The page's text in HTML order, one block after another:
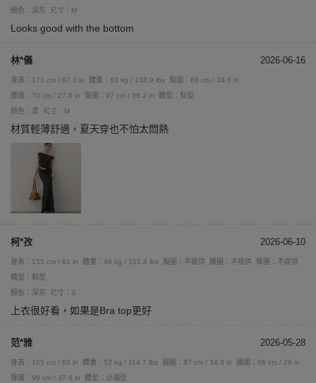
顏色：深灰
尺寸：M
Looks good with the bottom
林*儀 2026-06-16
身高：171 cm / 67.3 in 體重：63 kg / 138.9 lbs
胸圍：88 cm / 34.6 in
腰圍：70 cm / 27.6 in
臀圍：97 cm / 38.2 in
體型：梨型
顏色：黑
尺寸：M
材質輕薄舒適，夏天穿也不怕太悶熱
柯*孜 2026-06-10
身高：155 cm / 61 in 體重：46 kg / 101.4 lbs 胸圍：不提供 腰圍：不提供
臀圍：不提供
體型：梨型
顏色：深灰
尺寸：S
上衣很好看，如果是Bra top更好
范*雅 2026-05-28
身高：165 cm / 65 in 體重：52 kg / 114.7 lbs 胸圍：87 cm / 34.3 in
腰圍：66 cm / 26 in
臀圍：96 cm / 37.8 in
體型：沙漏型